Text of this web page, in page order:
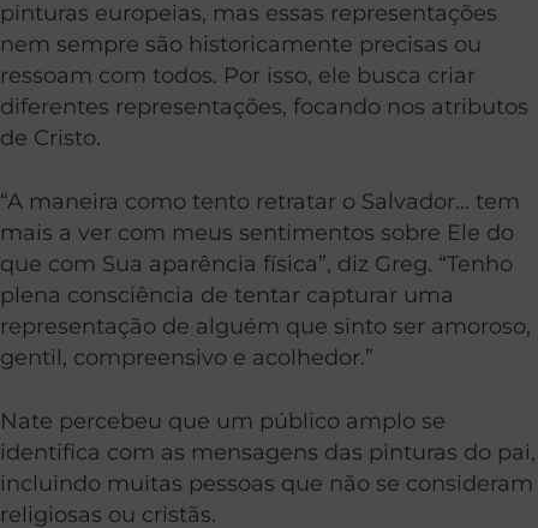
pinturas europeias, mas essas representações
nem sempre são historicamente precisas ou
ressoam com todos. Por isso, ele busca criar
diferentes representações, focando nos atributos
de Cristo.
“A maneira como tento retratar o Salvador… tem
mais a ver com meus sentimentos sobre Ele do
que com Sua aparência física”, diz Greg. “Tenho
plena consciência de tentar capturar uma
representação de alguém que sinto ser amoroso,
gentil, compreensivo e acolhedor.”
Nate percebeu que um público amplo se
identifica com as mensagens das pinturas do pai,
incluindo muitas pessoas que não se consideram
religiosas ou cristãs.